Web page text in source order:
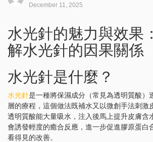
December 11, 2025
水光針的魅力與效果
解水光針的因果關係
水光針是什麼？
水光針是一種將保濕成分（常見為透明質酸）
層的療程，這個做法既補水又以微創手法刺激
透明質酸能大量吸水，注入後馬上提升皮膚含
會誘發輕度的癒合反應，進一步促進膠原蛋白
看得見的改善。